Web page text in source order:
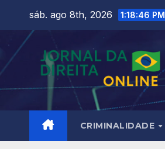
content
sáb. ago 8th, 2026 1:18:48 PM
CRIMINALIDADE